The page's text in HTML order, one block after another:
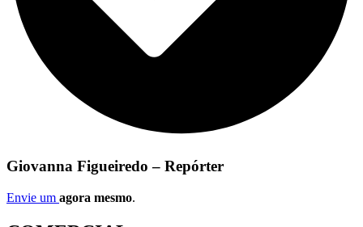
Giovanna Figueiredo – Repórter
Envie um agora mesmo.